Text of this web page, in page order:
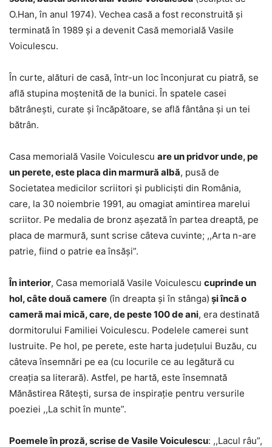
O.Han, în anul 1974). Vechea casă a fost reconstruită şi
terminată în 1989 şi a devenit Casă memorială Vasile
Voiculescu.
În curte, alături de casă, într-un loc înconjurat cu piatră, se
află stupina moştenită de la bunici. În spatele casei
bătrâneşti, curate şi încăpătoare, se află fântâna şi un tei
bătrân.
Casa memorială Vasile Voiculescu are un pridvor unde, pe
un perete, este placa din marmură albă, pusă de
Societatea medicilor scriitori şi publicişti din România,
care, la 30 noiembrie 1991, au omagiat amintirea marelui
scriitor. Pe medalia de bronz aşezată în partea dreaptă, pe
placa de marmură, sunt scrise câteva cuvinte; ,,Arta n-are
patrie, fiind o patrie ea însăşi”.
În interior, Casa memorială Vasile Voiculescu cuprinde un
hol, câte două camere (în dreapta şi în stânga) şi încă o
cameră mai mică, care, de peste 100 de ani, era destinată
dormitorului Familiei Voiculescu. Podelele camerei sunt
lustruite. Pe hol, pe perete, este harta judeţului Buzău, cu
câteva însemnări pe ea (cu locurile ce au legătură cu
creaţia sa literară). Astfel, pe hartă, este însemnată
Mănăstirea Răteşti, sursa de inspiraţie pentru versurile
poeziei ,,La schit în munte”.
Poemele în proză, scrise de Vasile Voiculescu: ,,Lacul râu”,